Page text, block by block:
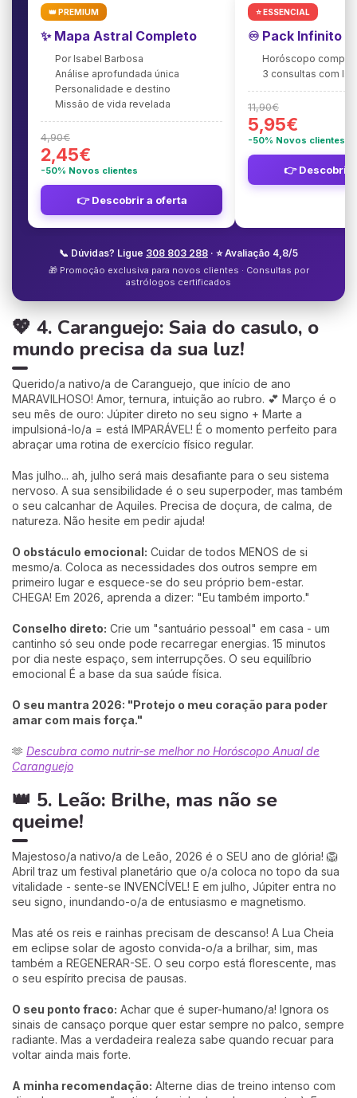
👑 PREMIUM
✨ Mapa Astral Completo
Por Isabel Barbosa
Análise aprofundada única
Personalidade e destino
Missão de vida revelada
4,90€
2,45€
-50% Novos clientes
👉 Descobrir a oferta
⭐ ESSENCIAL
♾️ Pack Infinito
Horóscopo
3 consultas com
11,90€
5,95€
-50% Novos clientes
👉 Descobrir
📞 Dúvidas? Ligue 308 803 288 · ⭐ Avaliação 4,8/5
🎁 Promoção exclusiva para novos clientes · Consultas por
astrólogos certificados
💖 4. Caranguejo: Saia do casulo, o
mundo precisa da sua luz!
Querido/a nativo/a de Caranguejo, que início de ano
MARAVILHOSO! Amor, ternura, intuição ao rubro. 💕 Março é o
seu mês de ouro: Júpiter direto no seu signo + Marte a
impulsioná-lo/a = está IMPARÁVEL! É o momento perfeito para
abraçar uma rotina de exercício físico regular.
Mas julho... ah, julho será mais desafiante para o seu sistema
nervoso. A sua sensibilidade é o seu superpoder, mas também
o seu calcanhar de Aquiles. Precisa de doçura, de calma, de
natureza. Não hesite em pedir ajuda!
O obstáculo emocional: Cuidar de todos MENOS de si
mesmo/a. Coloca as necessidades dos outros sempre em
primeiro lugar e esquece-se do seu próprio bem-estar.
CHEGA! Em 2026, aprenda a dizer: "Eu também importo."
Conselho direto: Crie um "santuário pessoal" em casa - um
cantinho só seu onde pode recarregar energias. 15 minutos
por dia neste espaço, sem interrupções. O seu equilíbrio
emocional É a base da sua saúde física.
O seu mantra 2026: "Protejo o meu coração para poder
amar com mais força."
🫶 Descubra como nutrir-se melhor no Horóscopo Anual de
Caranguejo
👑 5. Leão: Brilhe, mas não se
queime!
Majestoso/a nativo/a de Leão, 2026 é o SEU ano de glória! 🦁
Abril traz um festival planetário que o/a coloca no topo da sua
vitalidade - sente-se INVENCÍVEL! E em julho, Júpiter entra no
seu signo, inundando-o/a de entusiasmo e magnetismo.
Mas até os reis e rainhas precisam de descanso! A Lua Cheia
em eclipse solar de agosto convida-o/a a brilhar, sim, mas
também a REGENERAR-SE. O seu corpo está florescente, mas
o seu espírito precisa de pausas.
O seu ponto fraco: Achar que é super-humano/a! Ignora os
sinais de cansaço porque quer estar sempre no palco, sempre
radiante. Mas a verdadeira realeza sabe quando recuar para
voltar ainda mais forte.
A minha recomendação: Alterne dias de treino intenso com